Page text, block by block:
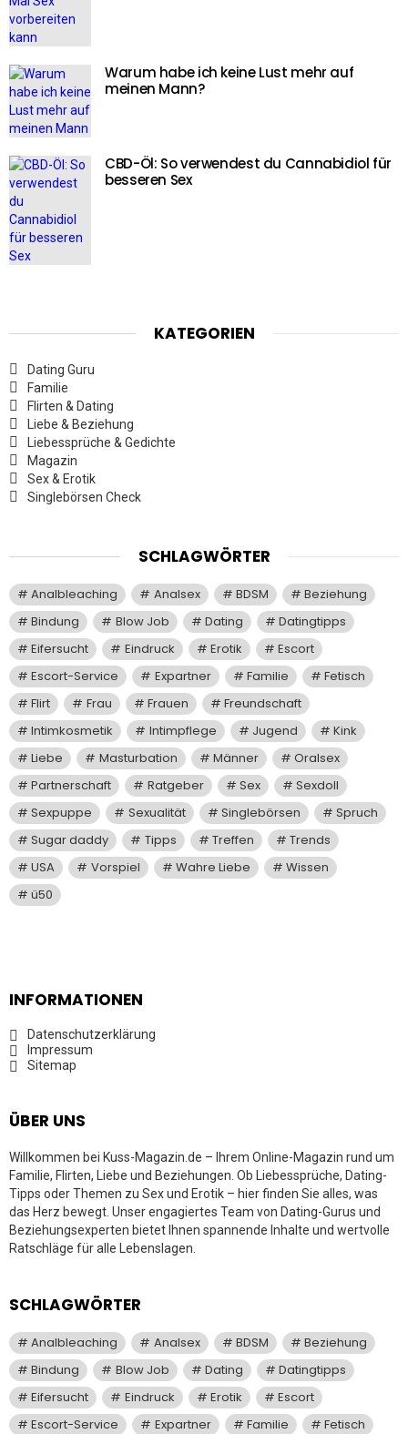
Warum habe ich keine Lust mehr auf
meinen Mann?
CBD-Öl: So verwendest du Cannabidiol für
besseren Sex
KATEGORIEN
Dating Guru
Familie
Flirten & Dating
Liebe & Beziehung
Liebessprüche & Gedichte
Magazin
Sex & Erotik
Singlebörsen Check
SCHLAGWÖRTER
Analbleaching Analsex BDSM
Beziehung
Bindung
Blow Job Dating
Datingtipps
Eifersucht
Eindruck Erotik
Escort
Escort-Service
Expartner Familie
Fetisch
Flirt
Frau Frauen
Freundschaft
Intimkosmetik
Intimpflege Jugend
Kink
Liebe
Masturbation Männer
Oralsex
Partnerschaft
Ratgeber Sex
Sexdoll
Sexpuppe
Sexualität Singlebörsen
Spruch
Sugar daddy
Tipps Treffen
Trends
USA
Vorspiel Wahre Liebe
Wissen
ü50
INFORMATIONEN
Datenschutzerklärung
Impressum
Sitemap
ÜBER UNS
Willkommen bei Kuss-Magazin.de – Ihrem Online-Magazin rund um
Familie, Flirten, Liebe und Beziehungen. Ob Liebessprüche, Dating-
Tipps oder Themen zu Sex und Erotik – hier finden Sie alles, was
das Herz bewegt. Unser engagiertes Team von Dating-Gurus und
Beziehungsexperten bietet Ihnen spannende Inhalte und wertvolle
Ratschläge für alle Lebenslagen.
SCHLAGWÖRTER
Analbleaching Analsex BDSM
Beziehung
Bindung
Blow Job Dating
Datingtipps
Eifersucht
Eindruck Erotik
Escort
Escort-Service
Expartner Familie Fetisch